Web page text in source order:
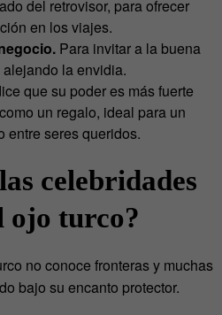
del retrovisor, para ofrecer
en los viajes.
Para invitar a la buena
alejando la envidia.
que su poder es más fuerte
un regalo, ideal para un
entre seres queridos.
celebridades
ojo turco?
no conoce fronteras y muchas
bajo su encanto protector.